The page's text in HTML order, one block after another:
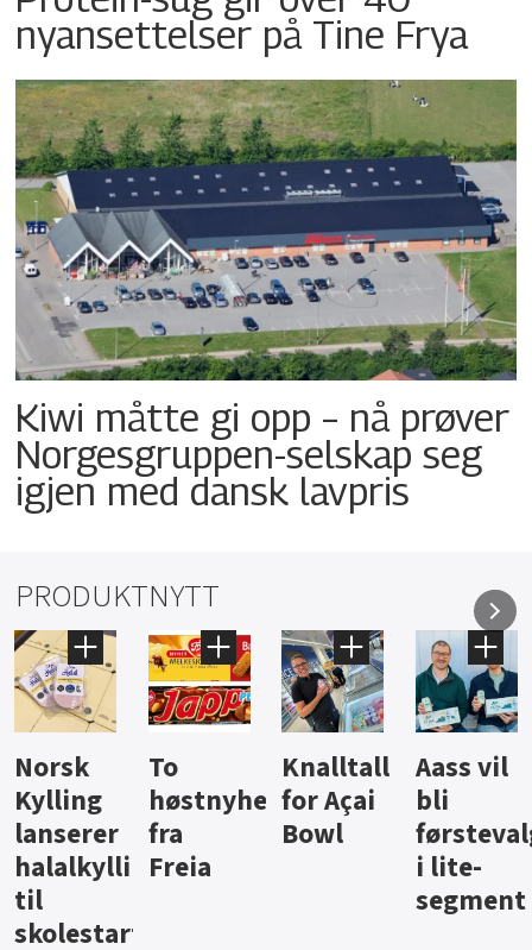
nyansettelser på Tine Frya
Kiwi måtte gi opp – nå prøver
Norgesgruppen-selskap seg
igjen med dansk lavpris
PRODUKTNYTT
Knalltall
for Açai
Bowl
Aass vil
bli
førstevalg
Brus og
jus fra
Berentsen